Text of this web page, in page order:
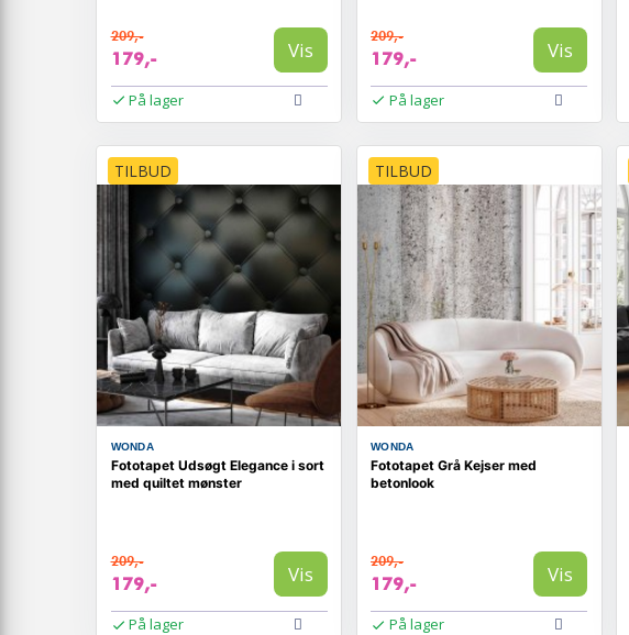
209,-
179,- Vis
På lager
209,-
179,- Vis
På lager
TILBUD
WONDA
Fototapet Udsøgt Elegance i sort
med quiltet mønster
209,-
179,- Vis
På lager
TILBUD
WONDA
Fototapet Grå Kejser med
betonlook
209,-
179,- Vis
På lager